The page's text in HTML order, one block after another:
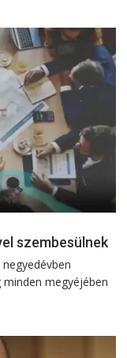
szembesülnek
megyéjében